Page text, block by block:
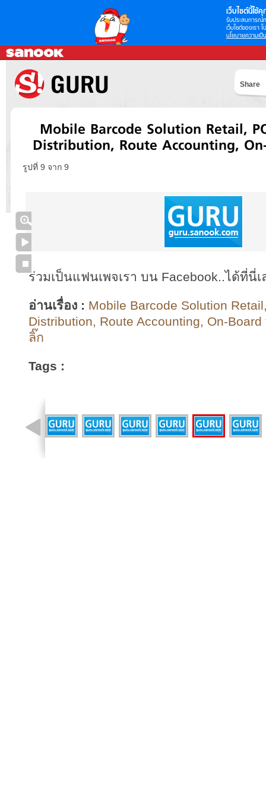
เว็บไซต์นี้ใช้คุ
รับประสบการณ์
เว็บไซต์ของเรา
นโยบายความเป็
Share
Mobile Barcode Solution Retail,
Distribution, Route Accounting,
รูปที่ 9 จาก 9
ร่วมเป็นแฟนเพจเรา บน Facebook..ได้ที่นี่เ
อ่านเรื่อง : Mobile Barcode Solution
Distribution, Route Accounting, On-
ลิ๊ก
Tags :